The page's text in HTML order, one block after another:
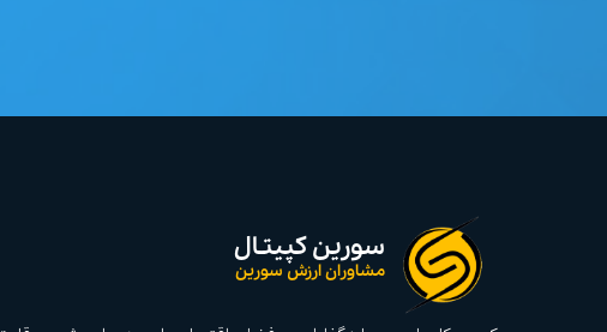
مشاوران ارزش سورین
سورین کپیتـال